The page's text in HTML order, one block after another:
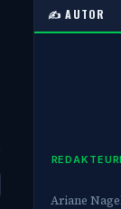
✍️ AUTOR
Ariane